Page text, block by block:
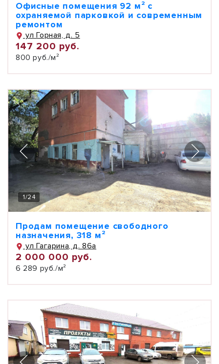
Офисные помещения 92 м² с
охраняемой парковкой и современным
ремонтом
ул Горная, д. 5
147 200 руб.
800 руб./м²
1/24
Продам помещение свободного
назначения, 318 м²
ул Гагарина, д. 86а
2 000 000 руб.
6 289 руб./м²